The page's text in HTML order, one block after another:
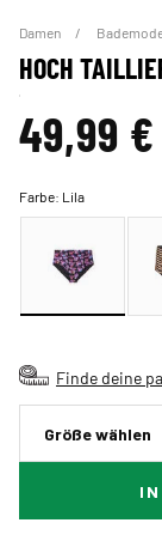
Damen
HOCH
49,99 €
Farbe: Lila
Finde deine
Größe wählen
IN